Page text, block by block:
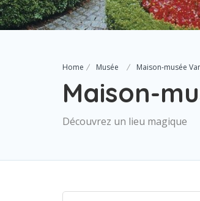
Home Musée Maison-musée
Maison-
Découvrez un lieu magique